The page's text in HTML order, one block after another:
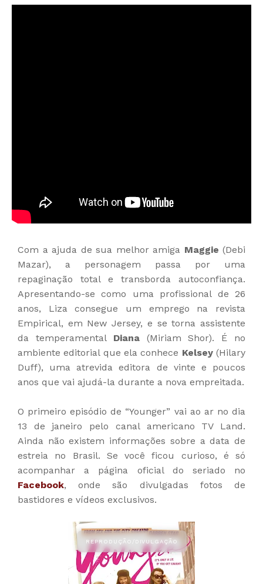
Com a ajuda de sua melhor amiga Maggie (Debi
Mazar), a personagem passa por uma
repaginação total e transborda autoconfiança.
Apresentando-se como uma profissional de 26
anos, Liza consegue um emprego na revista
Empirical, em New Jersey, e se torna assistente
da temperamental Diana (Miriam Shor). É no
ambiente editorial que ela conhece Kelsey(Hilary
Duff), uma atrevida editora de vinte e poucos
anos que vai ajudá-la durante a nova empreitada.
O primeiro episódio de “Younger” vai ao ar no dia
13 de janeiro pelo canal americano TV Land.
Ainda não existem informações sobre a data de
estreia no Brasil. Se você ficou curioso, é só
acompanhar a página oficial do seriado no
Facebook, onde são divulgadas fotos de
bastidores e vídeos exclusivos.